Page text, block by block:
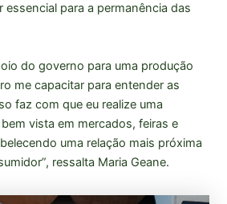
para a permanência das
do governo para uma produção
me capacitar para entender as
faz com que eu realize uma
vista em mercados, feiras e
uma relação mais próxima
ressalta Maria Geane.